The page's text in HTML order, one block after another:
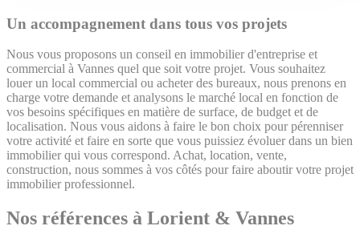
Un accompagnement dans tous vos projets
Nous vous proposons un conseil en immobilier d'entreprise et
commercial à Vannes quel que soit votre projet. Vous souhaitez
louer un local commercial ou acheter des bureaux, nous prenons en
charge votre demande et analysons le marché local en fonction de
vos besoins spécifiques en matière de surface, de budget et de
localisation. Nous vous aidons à faire le bon choix pour pérenniser
votre activité et faire en sorte que vous puissiez évoluer dans un bien
immobilier qui vous correspond. Achat, location, vente,
construction, nous sommes à vos côtés pour faire aboutir votre projet
immobilier professionnel.
Nos références à Lorient & Vannes